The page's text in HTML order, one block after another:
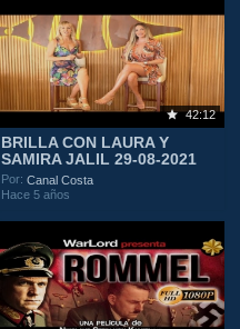
42:12
BRILLA CON LAURA Y
SAMIRA JALIL 29-08-2021
Por:Canal Costa
Hace 5 años